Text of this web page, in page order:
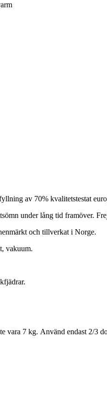
av 70% kvalitetstestat
under lång tid framöver.
och tillverkat i Norge.
vakuum.
vara 7 kg. Använd endast 2/3